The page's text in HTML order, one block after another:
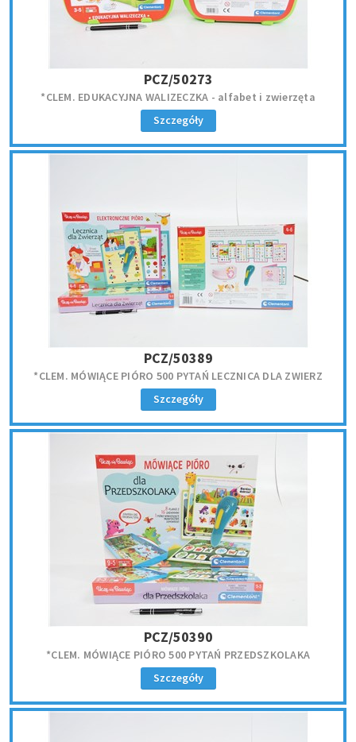
PCZ/50273
*CLEM. EDUKACYJNA WALIZECZKA - alfabet i zwierzęta
Szczegóły
PCZ/50389
*CLEM. MÓWIĄCE PIÓRO 500 PYTAŃ LECZNICA DLA ZWIERZ
Szczegóły
PCZ/50390
*CLEM. MÓWIĄCE PIÓRO 500 PYTAŃ PRZEDSZKOLAKA
Szczegóły